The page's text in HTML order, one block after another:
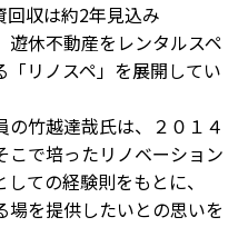
収は約2年見込み
休不動産をレンタルスペ
リノスペ」を展開してい
竹越達哉氏は、２０１４
で培ったリノベーション
ての経験則をもとに、
場を提供したいとの思いを